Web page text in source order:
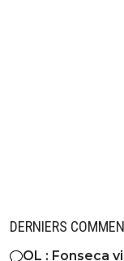
DERNIERS
OL : Fonseca